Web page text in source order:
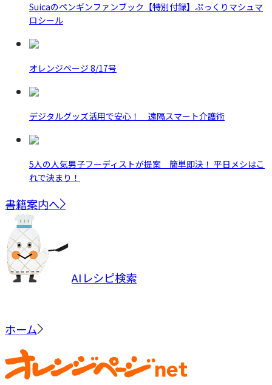
Suicaのペンギンファンブック【特別付録】ぷっくりマシュマ
ロシール
オレンジページ 8/17号
デジタルグッズ活用で安心！ 遠隔スマート介護術
5人の人気男子フーディストが提案 簡単即決！ 平日メシはこ
れで決まり！
書籍案内へ
AIレシピ検索
ホーム